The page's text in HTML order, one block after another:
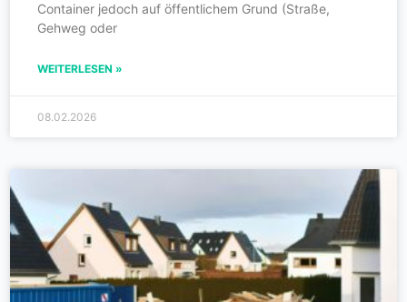
Container jedoch auf öffentlichem Grund (Straße,
Gehweg oder
WEITERLESEN »
08.02.2026